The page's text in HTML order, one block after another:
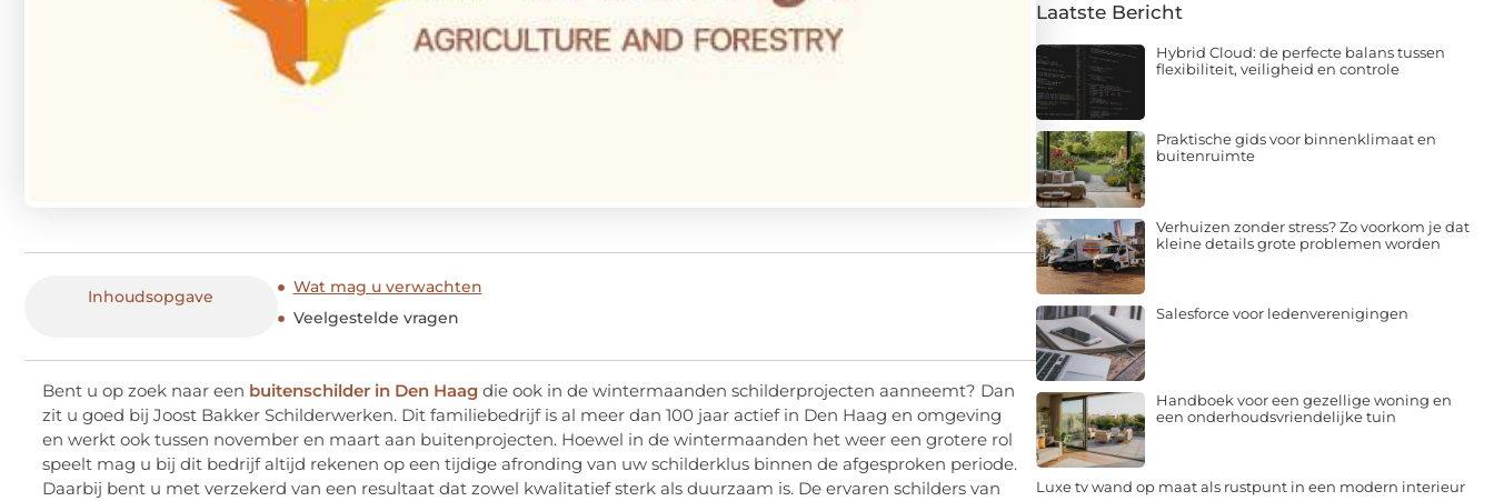
Inhoudsopgave
Wat mag u verwachten
Veelgestelde vragen
Bent u op zoek naar een buitenschilder in Den Haag die ook in de wintermaanden schilderprojecten aanneemt? Dan
zit u goed bij Joost Bakker Schilderwerken. Dit familiebedrijf is al meer dan 100 jaar actief in Den Haag en omgeving
en werkt ook tussen november en maart aan buitenprojecten. Hoewel in de wintermaanden het weer een grotere rol
speelt mag u bij dit bedrijf altijd rekenen op een tijdige afronding van uw schilderklus binnen de afgesproken periode.
Daarbij bent u met verzekerd van een resultaat dat zowel kwalitatief sterk als duurzaam is. De ervaren schilders van
Laatste Bericht
Hybrid Cloud: de perfecte balans tussen
flexibiliteit, veiligheid en controle
Praktische gids voor binnenklimaat en
buitenruimte
Verhuizen zonder stress? Zo voorkom je dat
kleine details grote problemen worden
Salesforce voor ledenverenigingen
Handboek voor een gezellige woning en
een onderhoudsvriendelijke tuin
Luxe tv wand op maat als rustpunt in een modern interieur